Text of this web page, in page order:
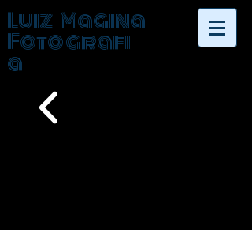
Luiz Magina
Fotografi
a